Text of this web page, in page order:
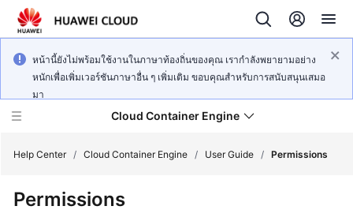
หน้านี้ยังไม่พร้อมใช้งานในภาษาท้องถิ่นของคุณ เรากำลังพยายามอย่าง
หนักเพื่อเพิ่มเวอร์ชันภาษาอื่น ๆ เพิ่มเติม ขอบคุณสำหรับการสนับสนุนเสมอ
มา
Cloud Container Engine
Help Center / Cloud Container Engine / User Guide / Permissions
Permissions